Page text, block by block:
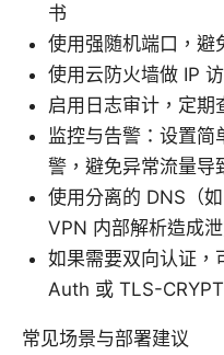
书
使用强随机端口，避
使用云防火墙做 IP
启用日志审计，定期
监控与告警：设置简
警，避免异常流量导
使用分离的 DNS（
VPN 内部解析造成
如果需要双向认证
Auth 或 TLS-
常见场景与部署建议